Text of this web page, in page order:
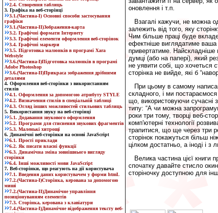
2.4. Створення таблиць
3. Графіка на веб-сторінці
3.1.(Частина-I) Основні способи застосування
графіки
3.1.(Частина-II)Зображення-карта
3.2. Графічні формати Інтернету
3.3. Графічні елементи оформлення веб-сторінок
3.4. Графічні маркери
3.5. Підготовка малюнків в програмі Xara
Webstyle
3.6.(Частина-I)Підготовка малюнків в програмі
Adobe Photoshop
3.6.(Частина-II)Прикраса зображення дрібними
деталями
4. Оформлення веб-сторінки з використанням
стилів
4.1. Оформлення за допомогою атрибуту STYLE
4.2. Визначення стилів в спеціальній таблиці
4.3. Огляд інших можливостей стильових таблиць
5. Використання звуку на веб-сторінці
5.1. Додавання звукового оформлення
5.2. Програми для стиснення звукових фрагментів
5.3. Маленькі хитрощі
6. Динамічні веб-сторінки на основі JavaScript
6.1. Прості приклади
6.2. Як писати власні функції
6.3. Динамічна зміна зовнішнього вигляду
сторінки
6.4. Інші можливості мови JavaScript
7. Веб-сторінки, що реагують на дії користувача
7.1. Введення даних користувачем у форми htmL
7.2.(Частина-I)Сторінка, керована за допомогою
миші
7.2.(Частина-II)Динамічне управління
позиціонуванням елементів
7.3. Сторінка, керована з клавіатури
7.4.(Частина-I)Динамічне відображення тексту веб-
оновлення і т.п.
Взагалі кажучи, не можна
залежить від того, яку
Чим більше праці буде
ефектніше виглядатиме ваша
привертатиме. Найскладніше
думці (або на папері), який
не уявити собі, що хочеться
сторінка не вийде, які б
При цьому в самому
складного, і ми
що, використовуючи сучасні
типу: “А чи можна
роки три тому, творці веб-
комп'ютерні технології
трапитися, що ще через три
сторінок покажуться більш
цілком достатньо, а іноді і з
Велика частина цієї книги
спочатку давайте стисло
сторіночку доступною для